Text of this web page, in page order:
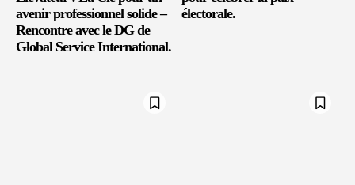
avenir professionnel solide –
Rencontre avec le DG de
Global Service International.
électorale.